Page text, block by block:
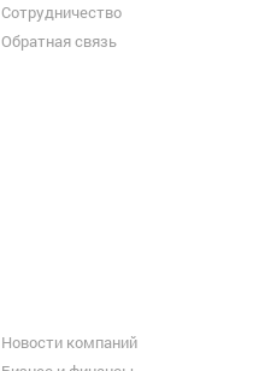
Сотрудничество
Обратная связь
Новости компаний